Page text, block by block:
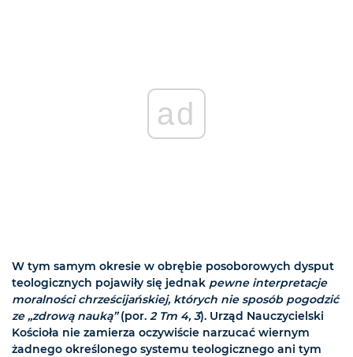
ad
W tym samym okresie w obrębie posoborowych dysput
teologicznych pojawiły się jednak pewne interpretacje
moralności chrześcijańskiej, których nie sposób pogodzić
ze „zdrową nauką”(por. 2 Tm 4, 3). Urząd Nauczycielski
Kościoła nie zamierza oczywiście narzucać wiernym
żadnego określonego systemu teologicznego ani tym